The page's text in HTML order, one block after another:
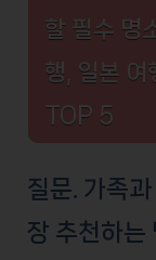
할 필수 명
행, 일본 여
TOP 5
질문. 가족
장 추천하는